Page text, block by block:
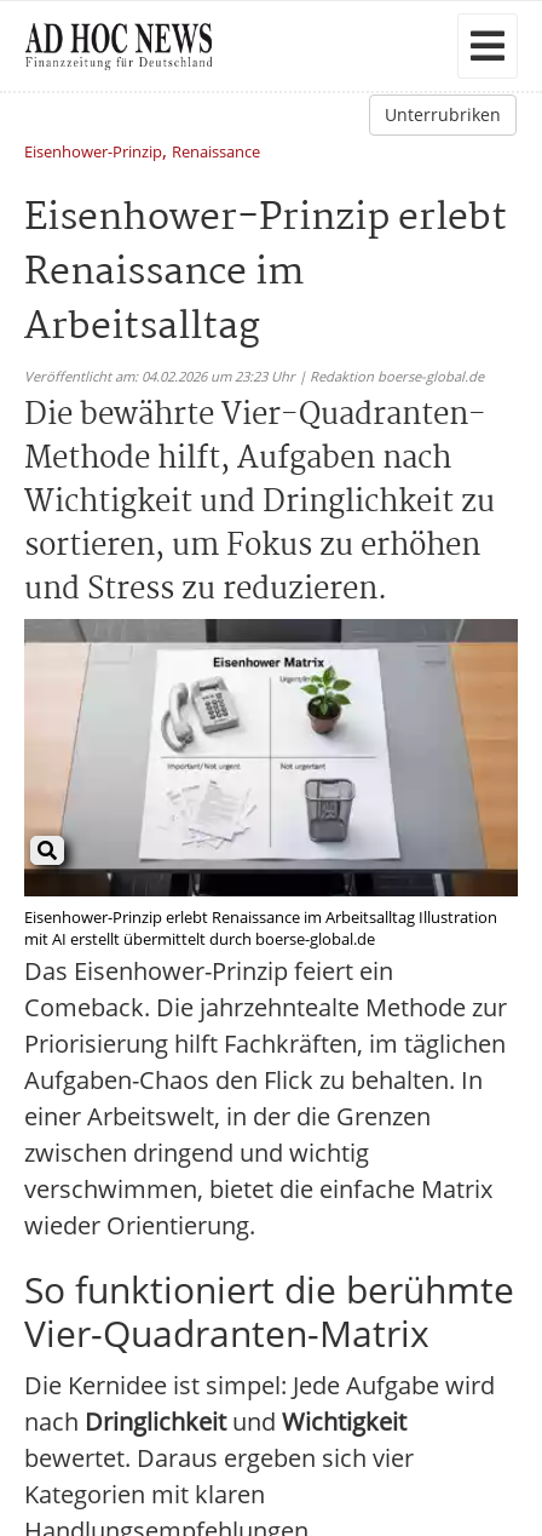
Unterrubriken
Eisenhower-Prinzip, Renaissance
Eisenhower-Prinzip erlebt
Renaissance im
Arbeitsalltag
Veröffentlicht am: 04.02.2026 um 23:23 Uhr | Redaktion boerse-global.de
Die bewährte Vier-Quadranten-
Methode hilft, Aufgaben nach
Wichtigkeit und Dringlichkeit zu
sortieren, um Fokus zu erhöhen
und Stress zu reduzieren.
Eisenhower-Prinzip erlebt Renaissance im Arbeitsalltag Illustration
mit AI erstellt übermittelt durch boerse-global.de
Das Eisenhower-Prinzip feiert ein
Comeback. Die jahrzehntealte Methode zur
Priorisierung hilft Fachkräften, im täglichen
Aufgaben-Chaos den Flick zu behalten. In
einer Arbeitswelt, in der die Grenzen
zwischen dringend und wichtig
verschwimmen, bietet die einfache Matrix
wieder Orientierung.
So funktioniert die berühmte
Vier-Quadranten-Matrix
Die Kernidee ist simpel: Jede Aufgabe wird
nach Dringlichkeitund Wichtigkeit
bewertet. Daraus ergeben sich vier
Kategorien mit klaren